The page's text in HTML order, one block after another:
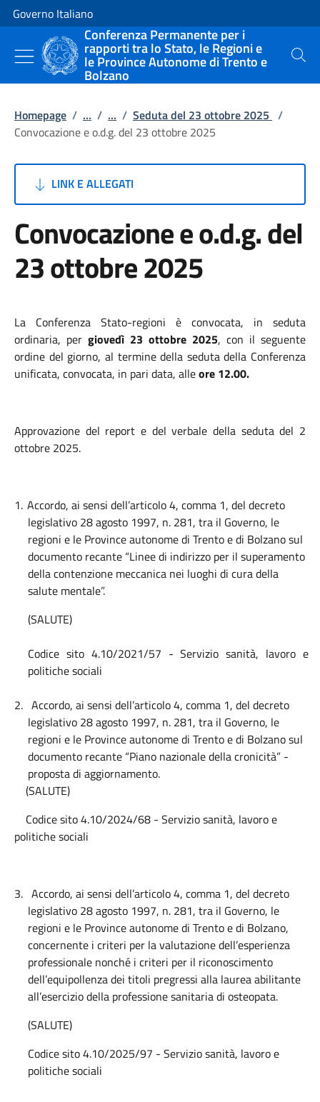
Vai al contenuto
Vai alla navigazione del sito
Governo Italiano
Conferenza Permanente per i
rapporti tra lo Stato, le Regioni e
le Province Autonome di Trento e
Bolzano
Cerca
Homepage / ... / ... / Seduta del 23 ottobre 2025 /
Convocazione e o.d.g. del 23 ottobre 2025
LINK E ALLEGATI
Convocazione e o.d.g. del
23 ottobre 2025
La Conferenza Stato-regioni è convocata, in seduta
ordinaria, per giovedì 23 ottobre 2025, con il seguente
ordine del giorno, al termine della seduta della Conferenza
unificata, convocata, in pari data, alleore 12.00.
Approvazione del report e del verbale della seduta del 2
ottobre 2025.
1. Accordo, ai sensi dell’articolo 4, comma 1, del decreto
legislativo 28 agosto 1997, n. 281, tra il Governo, le
regioni e le Province autonome di Trento e di Bolzano sul
documento recante “Linee di indirizzo per il superamento
della contenzione meccanica nei luoghi di cura della
salute mentale”.
(SALUTE)
Codice sito 4.10/2021/57 - Servizio sanità, lavoro e
politiche sociali
2. Accordo, ai sensi dell’articolo 4, comma 1, del decreto
legislativo 28 agosto 1997, n. 281, tra il Governo, le
regioni e le Province autonome di Trento e di Bolzano sul
documento recante “Piano nazionale della cronicità” -
proposta di aggiornamento.
(SALUTE)
Codice sito 4.10/2024/68 - Servizio sanità, lavoro e
politiche sociali
3. Accordo, ai sensi dell’articolo 4, comma 1, del decreto
legislativo 28 agosto 1997, n. 281, tra il Governo, le
regioni e le Province autonome di Trento e di Bolzano,
concernente i criteri per la valutazione dell’esperienza
professionale nonché i criteri per il riconoscimento
dell’equipollenza dei titoli pregressi alla laurea abilitante
all’esercizio della professione sanitaria di osteopata.
(SALUTE)
Codice sito 4.10/2025/97 - Servizio sanità, lavoro e
politiche sociali